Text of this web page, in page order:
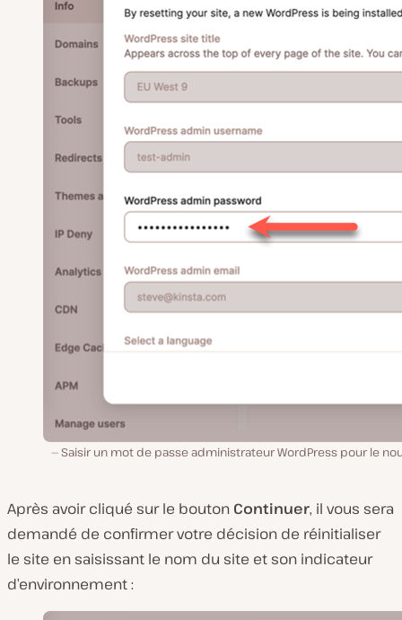
Saisir un mot de passe administrateur WordPress pour le
Après avoir cliqué sur le bouton Continuer, il vous sera
demandé de confirmer votre décision de réinitialiser
le site en saisissant le nom du site et son indicateur
d’environnement :